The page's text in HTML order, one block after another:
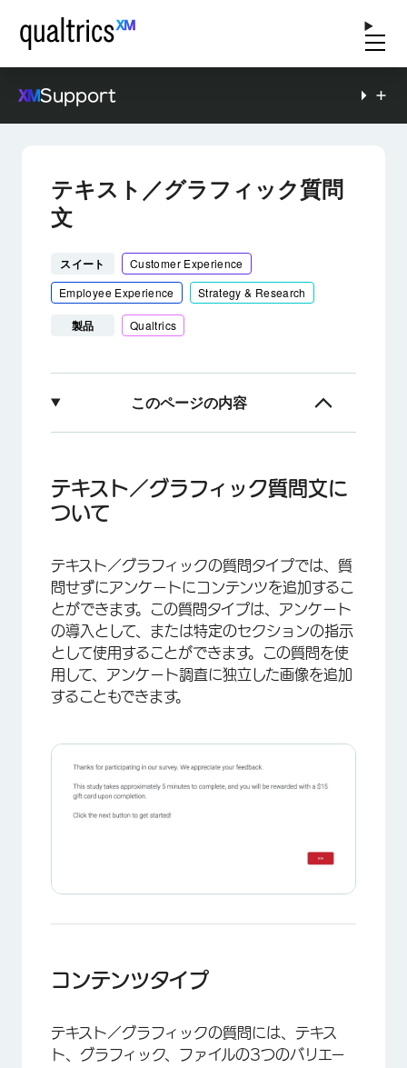
Support
テキスト／グラフィック質問
文
スイート
Customer Experience
Employee Experience
Strategy & Research
製品 Qualtrics
このページの内容
コンテンツタイプ
FAQs
テキスト／グラフィック質問文に
ついて
テキスト／グラフィックの質問タイプでは、質
問せずにアンケートにコンテンツを追加するこ
とができます。この質問タイプは、アンケート
の導入として、または特定のセクションの指示
として使用することができます。この質問を使
用して、アンケート調査に独立した画像を追加
することもできます。
コンテンツタイプ
テキスト／グラフィックの質問には、テキス
ト、グラフィック、ファイルの3つのバリエー